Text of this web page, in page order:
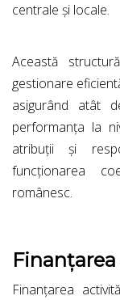
centrale și locale.
Această
gestionare
asigurând atât
performanța la
atribuții și
funcționarea
românesc.
Finanțarea